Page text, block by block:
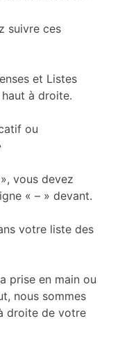
suivre ces
et Listes
à droite.
ou
vous devez
« – » devant.
votre liste des
prise en main ou
nous sommes
droite de votre